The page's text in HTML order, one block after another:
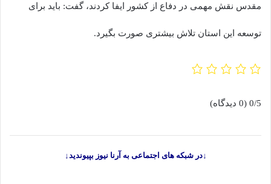
مقدس نقش مهمی در دفاع از کشور ایفا کردند، گفت: باید برای
توسعه این استان تلاش بیشتری صورت بگیرد.
0/5 (0 دیدگاه)
↓در شبکه های اجتماعی به آرنا نیوز بپیوندید↓